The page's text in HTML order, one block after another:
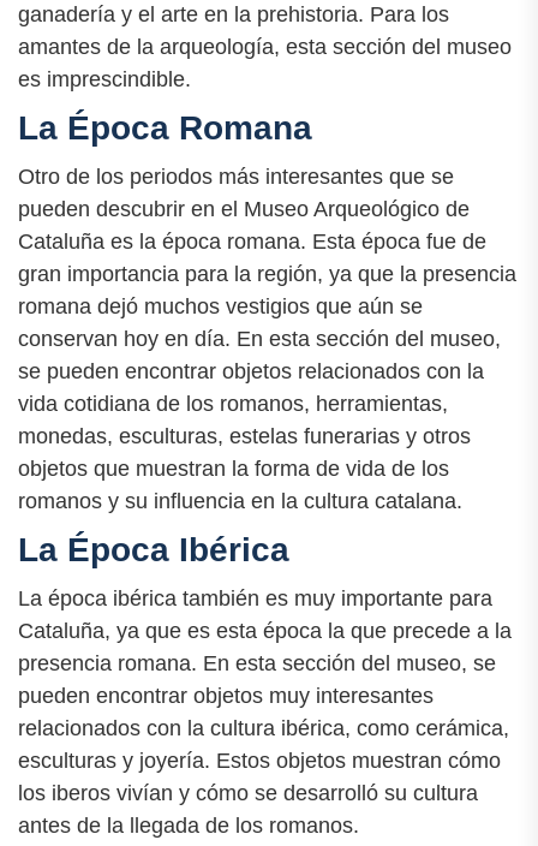
ganadería y el arte en la prehistoria. Para los
amantes de la arqueología, esta sección del museo
es imprescindible.
La Época Romana
Otro de los periodos más interesantes que se
pueden descubrir en el Museo Arqueológico de
Cataluña es la época romana. Esta época fue de
gran importancia para la región, ya que la presencia
romana dejó muchos vestigios que aún se
conservan hoy en día. En esta sección del museo,
se pueden encontrar objetos relacionados con la
vida cotidiana de los romanos, herramientas,
monedas, esculturas, estelas funerarias y otros
objetos que muestran la forma de vida de los
romanos y su influencia en la cultura catalana.
La Época Ibérica
La época ibérica también es muy importante para
Cataluña, ya que es esta época la que precede a la
presencia romana. En esta sección del museo, se
pueden encontrar objetos muy interesantes
relacionados con la cultura ibérica, como cerámica,
esculturas y joyería. Estos objetos muestran cómo
los iberos vivían y cómo se desarrolló su cultura
antes de la llegada de los romanos.